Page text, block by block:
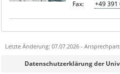
Fax:
+49 391
Letzte Änderung: 07.07.2026 -
Sie können eine Nachricht
Datenschutzerklärung der